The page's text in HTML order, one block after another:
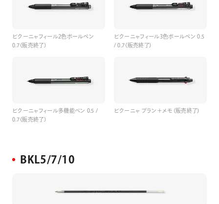
ビクーニャフィール2色ボールペン
0.7（販売終了）
ビクーニャフィール3色ボールペン 0.5
/ 0.7（販売終了）
ビクーニャフィール多機能ペン 0.5 /
0.7（販売終了）
ビクーニャ プラン＋メモ（販売終了）
BKL5/7/10